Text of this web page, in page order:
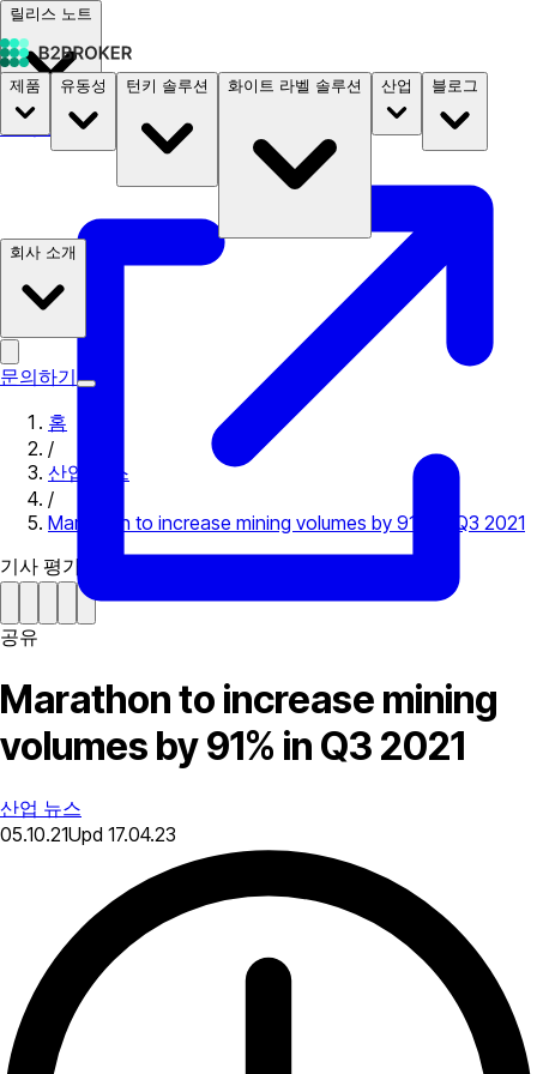
릴리스 노트
문서 요금B2STORE
제품 유동성 턴키 솔루션 화이트 라벨 솔루션 산업 블로그
회사 소개
문의하기
홈
/
산업 뉴스
/
Marathon to increase mining volumes by 91% in Q3 2021
기사 평가하기
공유
Marathon to increase mining
volumes by 91% in Q3 2021
산업 뉴스
05.10.21Upd 17.04.23